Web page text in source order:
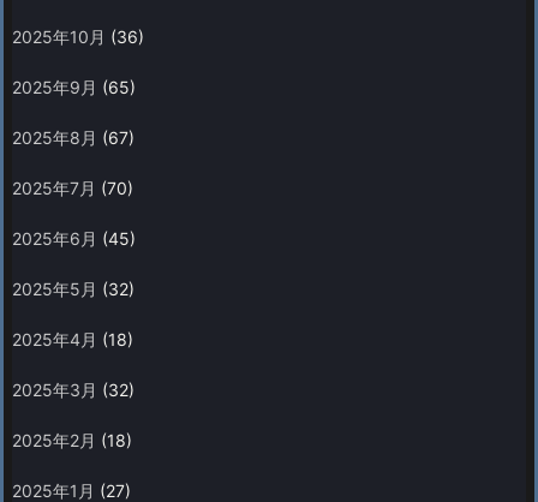
2025年10月 (36)
2025年9月 (65)
2025年8月 (67)
2025年7月 (70)
2025年6月 (45)
2025年5月 (32)
2025年4月 (18)
2025年3月 (32)
2025年2月 (18)
2025年1月 (27)